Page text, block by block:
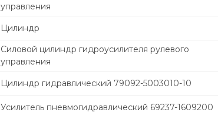
управления
Цилиндр
Силовой цилиндр гидроусилителя рулевого
управления
Цилиндр гидравлический 79092-5003010-10
Усилитель пневмогидравлический 69237-1609200